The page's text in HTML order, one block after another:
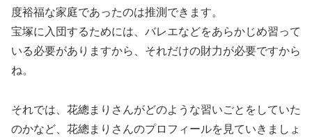
度裕福な家庭であったのは推測できます。
宝塚に入団するためには、バレエなどをあらかじめ習って
いる必要がありますから、それだけの財力が必要ですから
ね。
それでは、花總まりさんがどのような習いごとをしていた
のかなど、花總まりさんのプロフィールを見ていきましょ